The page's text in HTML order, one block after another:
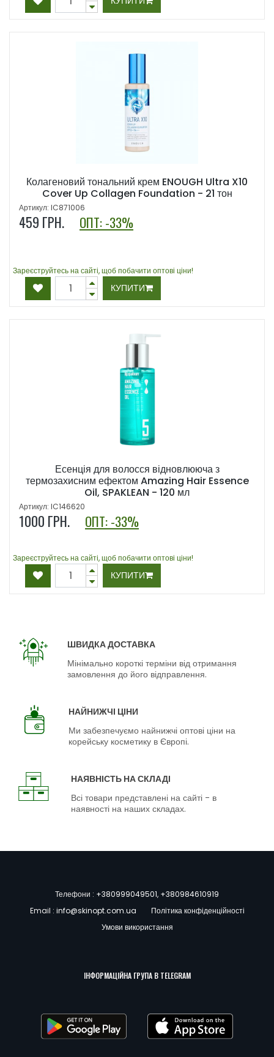
Колагеновий тональний крем ENOUGH Ultra X10
Cover Up Collagen Foundation - 21 тон
Артикул: IC871006
459 ГРН. ОПТ: -33%
Зареєструйтесь на сайті, щоб побачити оптові ціни!
КУПИТИ
Есенція для волосся відновлююча з
термозахисним ефектом Amazing Hair Essence
Oil, SPAKLEAN - 120 мл
Артикул: IC146620
1000 ГРН. ОПТ: -33%
Зареєструйтесь на сайті, щоб побачити оптові ціни!
КУПИТИ
ШВИДКА ДОСТАВКА
Мінімально короткі терміни від отримання
замовлення до його відправлення.
НАЙНИЖЧІ ЦІНИ
Ми забезпечуємо найнижчі оптові ціни на
корейську косметику в Європі.
НАЯВНІСТЬ НА СКЛАДІ
Всі товари представлені на сайті - в
наявності на наших складах.
Телефони : +380999049501, +380984610919
Email : info@skinopt.com.ua
Політика конфіденційності
Умови використання
ІНФОРМАЦІЙНА ГРУПА В TELEGRAM